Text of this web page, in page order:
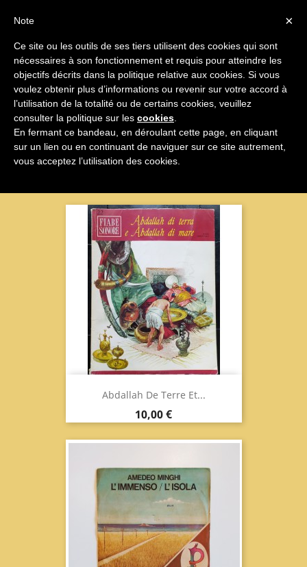


Vinyles 45 Tours Italiens
Nom, A à Z 
Abdallah De Terre Et...
Prix
10,00 €
×
Note
Ce site ou les outils de ses tiers utilisent des cookies qui sont
nécessaires à son fonctionnement et requis pour atteindre les
objectifs décrits dans la politique relative aux cookies. Si vous
voulez obtenir plus d’informations ou revenir sur votre accord à
l’utilisation de la totalité ou de certains cookies, veuillez
consulter la politique sur les cookies
En fermant ce bandeau, en déroulant cette page, en cliquant
sur un lien ou en continuant de naviguer sur ce site autrement,
vous acceptez l’utilisation des cookies.